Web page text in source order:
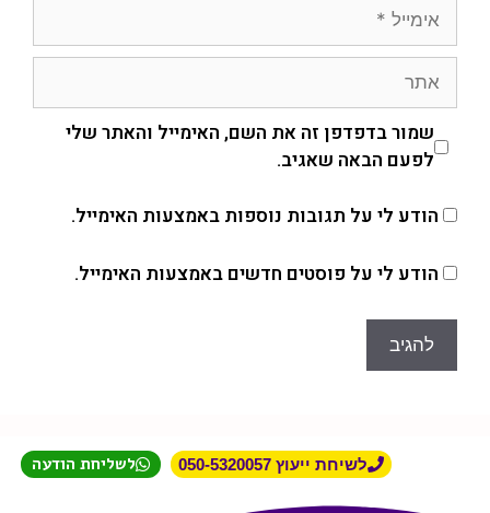
שמור בדפדפן זה את השם, האימייל והאתר שלי
לפעם הבאה שאגיב.
הודע לי על תגובות נוספות באמצעות האימייל.
הודע לי על פוסטים חדשים באמצעות האימייל.
לשיחת ייעוץ 050-5320057 לשליחת הודעה